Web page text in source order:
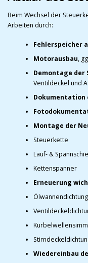
Beim Wechsel der
Arbeiten durch:
Fehlerspeicher
Motorausbau,
Demontage
Ventildeckel und
Dokumentation
Montage der
Steuerkette
Lauf- &
Kettenspanner
Erneuerung
Ölwannendichtung
Wiedereinbau